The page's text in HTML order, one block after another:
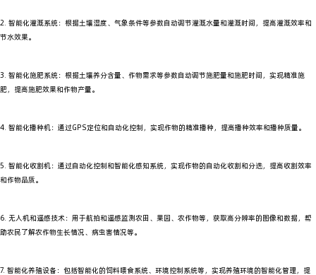
2. 智能化灌溉系统：根据土壤湿度、气象条件等参数自动调节灌溉水量和灌溉时间，提高灌溉效率和
节水效果。
3. 智能化施肥系统：根据土壤养分含量、作物需求等参数自动调节施肥量和施肥时间，实现精准施
肥，提高施肥效果和作物产量。
4. 智能化播种机：通过GPS定位和自动化控制，实现作物的精准播种，提高播种效率和播种质量。
5. 智能化收割机：通过自动化控制和智能化感知系统，实现作物的自动化收割和分选，提高收割效率
和作物品质。
6. 无人机和遥感技术：用于航拍和遥感监测农田、果园、农作物等，获取高分辨率的图像和数据，帮
助农民了解农作物生长情况、病虫害情况等。
7. 智能化养殖设备：包括智能化的饲料喂食系统、环境控制系统等，实现养殖环境的智能化管理，提